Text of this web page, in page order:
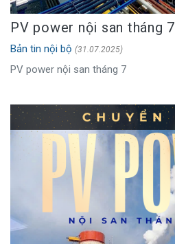
PV power nội san tháng 7
Bản tin nội bộ (31.07.2025)
PV power nội san tháng 7